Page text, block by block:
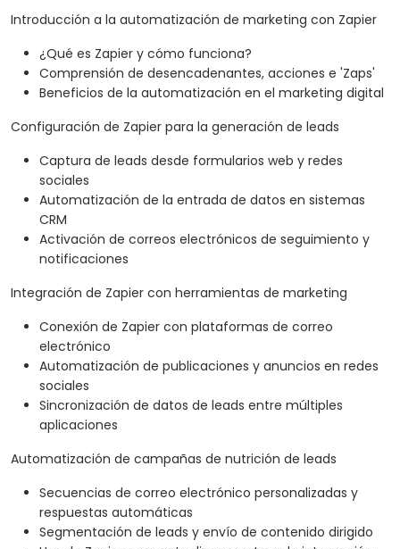
Introducción a la automatización de marketing con Zapier
¿Qué es Zapier y cómo funciona?
Comprensión de desencadenantes, acciones e 'Zaps'
Beneficios de la automatización en el marketing digital
Configuración de Zapier para la generación de leads
Captura de leads desde formularios web y redes
sociales
Automatización de la entrada de datos en sistemas
CRM
Activación de correos electrónicos de seguimiento y
notificaciones
Integración de Zapier con herramientas de marketing
Conexión de Zapier con plataformas de correo
electrónico
Automatización de publicaciones y anuncios en redes
sociales
Sincronización de datos de leads entre múltiples
aplicaciones
Automatización de campañas de nutrición de leads
Secuencias de correo electrónico personalizadas y
respuestas automáticas
Segmentación de leads y envío de contenido dirigido